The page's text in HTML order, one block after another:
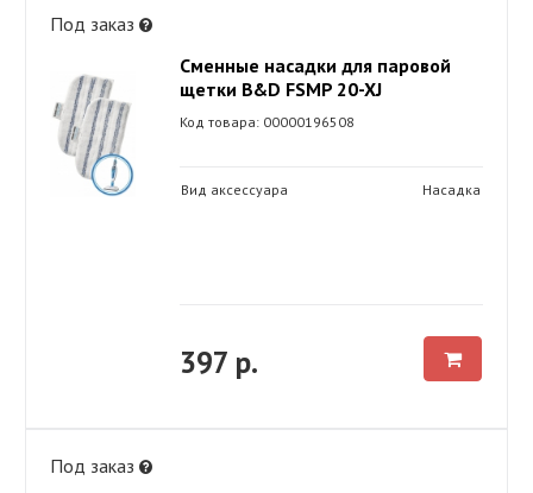
Под заказ
Сменные насадки для паровой
щетки B&D FSMP 20-XJ
Код товара: 00000196508
Вид аксессуара Насадка
397 р.
Под заказ